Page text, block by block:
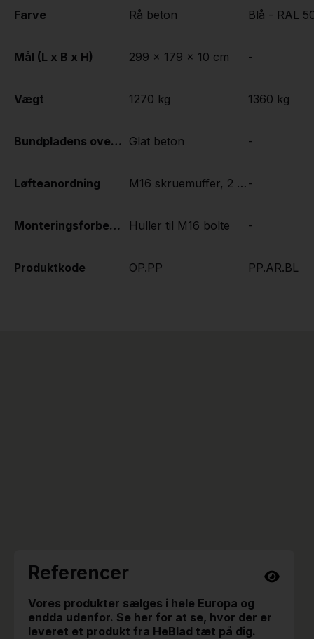
Farve
Mål (L x B x H)
Vægt
Bundpladens overfladebehandling
Løfteanordning
Monteringsforberedelse
Produktkode
Rå beton
299 x 179 x 10 cm
1270 kg
Glat beton
M16 skruemuffer, 2 stk. pr. langside
Huller til M16 bolte
OP.PP
Blå - RAL
-
1360 kg
-
-
-
PP.AR.BL
Referencer
Vores produkter sælges i hele Europa og
endda udenfor. Se her for at se, hvor der er
leveret et produkt fra HeBlad tæt på dig.